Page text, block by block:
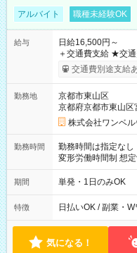
アルバイト 職種未経験OK
給与
日給16,500円～
＋交通費支給 ★交通費全額支給！ ★日払いOK！（規定あり） ┗
働いたその日に現
交通費別途支給
勤務地
京都市東山区
京都府京都市東山区
株式会社ワンベ
勤務時間
勤務時間は指定なし
変形労働時間制 想定労働時間
00～20：00
期間 単発・1日のみOK
特徴 日払いOK / 副業・
気になる！